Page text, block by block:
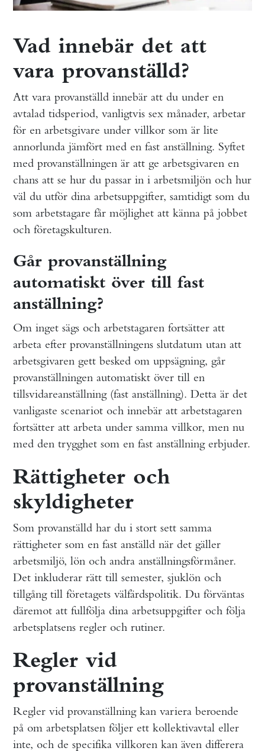
Vad innebär det att
vara provanställd?
Att vara provanställd innebär att du under en
avtalad tidsperiod, vanligtvis sex månader, arbetar
för en arbetsgivare under villkor som är lite
annorlunda jämfört med en fast anställning. Syftet
med provanställningen är att ge arbetsgivaren en
chans att se hur du passar in i arbetsmiljön och hur
väl du utför dina arbetsuppgifter, samtidigt som du
som arbetstagare får möjlighet att känna på jobbet
och företagskulturen.
Går provanställning
automatiskt över till fast
anställning?
Om inget sägs och arbetstagaren fortsätter att
arbeta efter provanställningens slutdatum utan att
arbetsgivaren gett besked om uppsägning, går
provanställningen automatiskt över till en
tillsvidareanställning (fast anställning). Detta är det
vanligaste scenariot och innebär att arbetstagaren
fortsätter att arbeta under samma villkor, men nu
med den trygghet som en fast anställning erbjuder.
Rättigheter och
skyldigheter
Som provanställd har du i stort sett samma
rättigheter som en fast anställd när det gäller
arbetsmiljö, lön och andra anställningsförmåner.
Det inkluderar rätt till semester, sjuklön och
tillgång till företagets välfärdspolitik. Du förväntas
däremot att fullfölja dina arbetsuppgifter och följa
arbetsplatsens regler och rutiner.
Regler vid
provanställning
Regler vid provanställning kan variera beroende
på om arbetsplatsen följer ett kollektivavtal eller
inte, och de specifika villkoren kan även differera